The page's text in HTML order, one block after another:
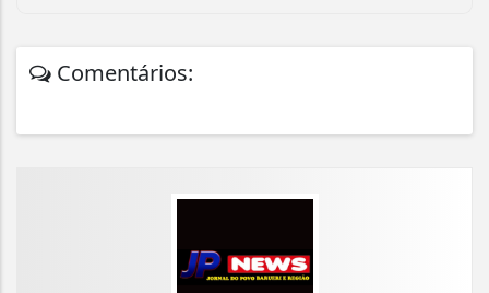
Comentários: